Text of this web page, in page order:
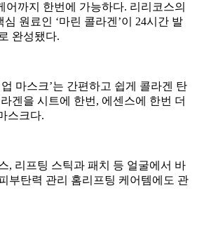
어까지 한번에 가능하다. 리리코스의
심 원료인 ‘마린 콜라겐’이 24시간 발
완성됐다.
마스크’는 간편하고 쉽게 콜라겐 탄
겐을 시트에 한번, 에센스에 한번 더
스크다.
, 리프팅 스틱과 패치 등 얼굴에서 바
부탄력 관리 홈리프팅 케어템에도 관